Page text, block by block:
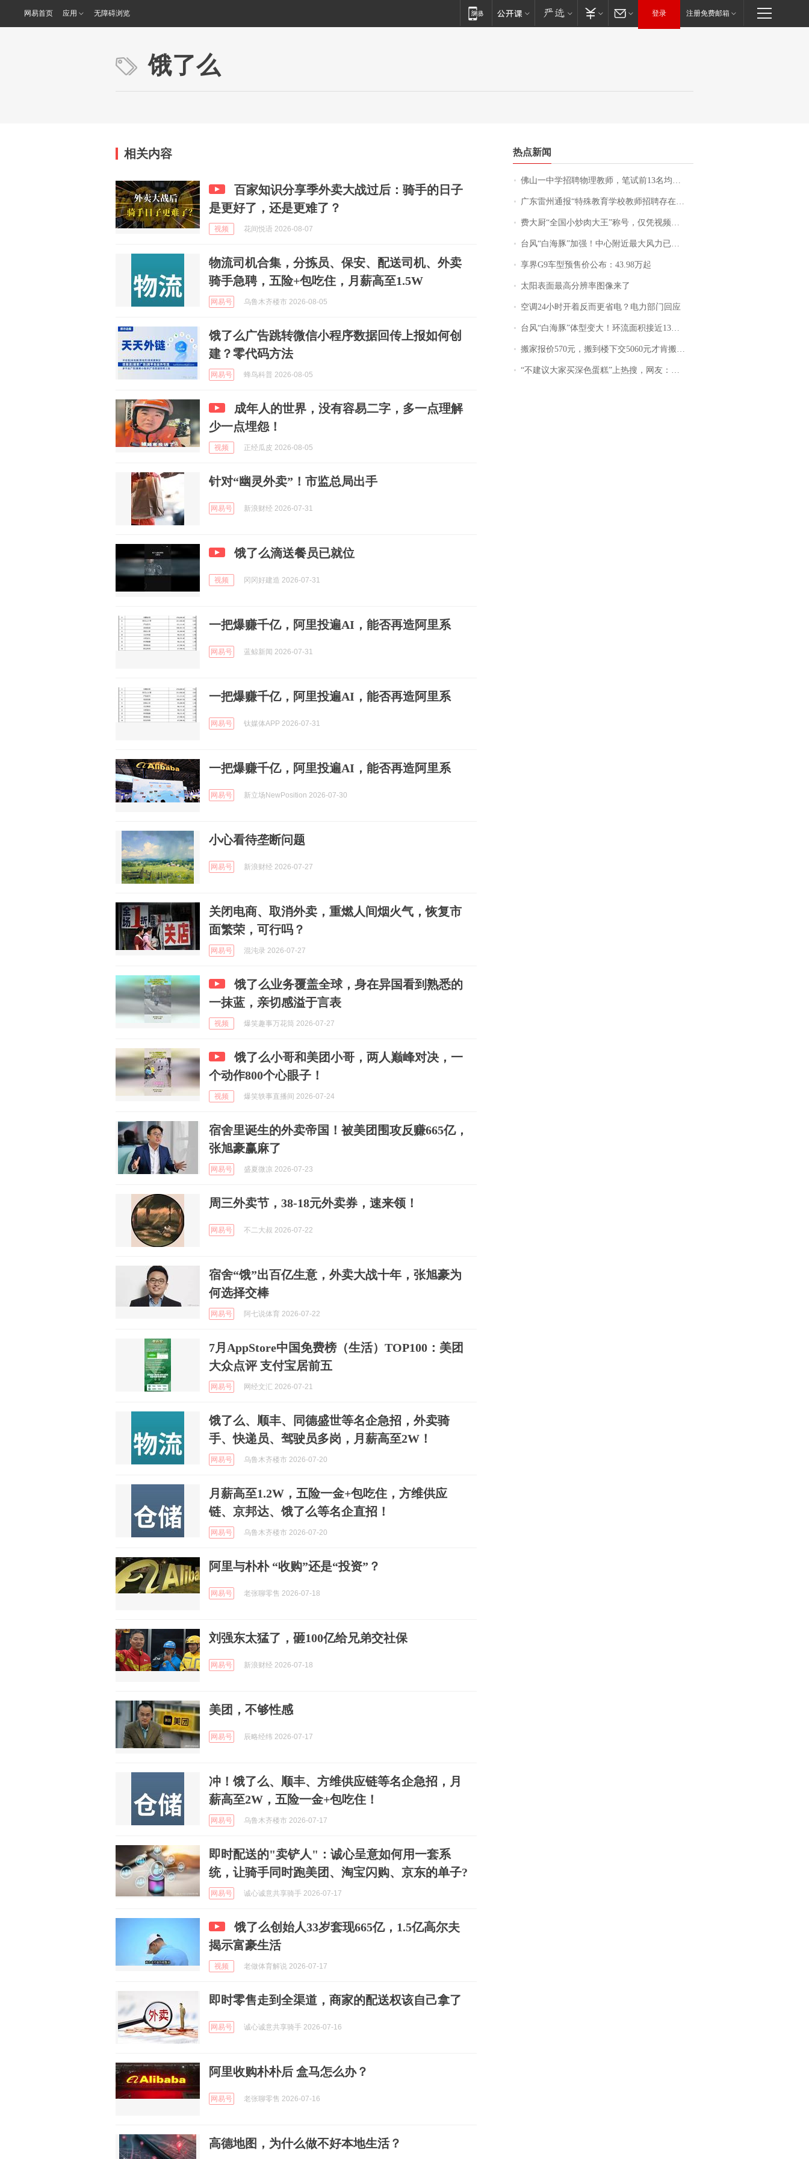
网易首页 应用 无障碍浏览 登录 注册免费邮箱
饿了么
相关内容
百家知识分享季外卖大战过后：骑手的日子
是更好了，还是更难了？
视频 花间悦语 2026-08-07
物流司机合集，分拣员、保安、配送司机、外卖
骑手急聘，五险+包吃住，月薪高至1.5W
网易号 乌鲁木齐楼市 2026-08-05
饿了么广告跳转微信小程序数据回传上报如何创
建？零代码方法
网易号 蜂鸟科普 2026-08-05
成年人的世界，没有容易二字，多一点理解
少一点埋怨！
视频 正经瓜皮 2026-08-05
针对“幽灵外卖”！市监总局出手
网易号 新浪财经 2026-07-31
饿了么滴送餐员已就位
视频 冈冈好建造 2026-07-31
一把爆赚千亿，阿里投遍AI，能否再造阿里系
网易号 蓝鲸新闻 2026-07-31
一把爆赚千亿，阿里投遍AI，能否再造阿里系
网易号 钛媒体APP 2026-07-31
一把爆赚千亿，阿里投遍AI，能否再造阿里系
网易号 新立场NewPosition 2026-07-30
小心看待垄断问题
网易号 新浪财经 2026-07-27
关闭电商、取消外卖，重燃人间烟火气，恢复市
面繁荣，可行吗？
网易号 混沌录 2026-07-27
饿了么业务覆盖全球，身在异国看到熟悉的
一抹蓝，亲切感溢于言表
视频 爆笑趣事万花筒 2026-07-27
饿了么小哥和美团小哥，两人巅峰对决，一
个动作800个心眼子！
视频 爆笑轶事直播间 2026-07-24
宿舍里诞生的外卖帝国！被美团围攻反赚665亿，
张旭豪赢麻了
网易号 盛夏微凉 2026-07-23
周三外卖节，38-18元外卖券，速来领！
网易号 不二大叔 2026-07-22
宿舍“饿”出百亿生意，外卖大战十年，张旭豪为
何选择交棒
网易号 阿七说体育 2026-07-22
7月AppStore中国免费榜（生活）TOP100：美团
大众点评 支付宝居前五
网易号 网经文汇 2026-07-21
饿了么、顺丰、同德盛世等名企急招，外卖骑
手、快递员、驾驶员多岗，月薪高至2W！
网易号 乌鲁木齐楼市 2026-07-20
月薪高至1.2W，五险一金+包吃住，方维供应
链、京邦达、饿了么等名企直招！
网易号 乌鲁木齐楼市 2026-07-20
阿里与朴朴 “收购”还是“投资”？
网易号 老张聊零售 2026-07-18
刘强东太猛了，砸100亿给兄弟交社保
网易号 新浪财经 2026-07-18
美团，不够性感
网易号 辰略经纬 2026-07-17
冲！饿了么、顺丰、方维供应链等名企急招，月
薪高至2W，五险一金+包吃住！
网易号 乌鲁木齐楼市 2026-07-17
即时配送的"卖铲人"：诚心呈意如何用一套系
统，让骑手同时跑美团、淘宝闪购、京东的单子?
网易号 诚心诚意共享骑手 2026-07-17
饿了么创始人33岁套现665亿，1.5亿高尔夫
揭示富豪生活
视频 老做体育解说 2026-07-17
即时零售走到全渠道，商家的配送权该自己拿了
网易号 诚心诚意共享骑手 2026-07-16
阿里收购朴朴后 盒马怎么办？
网易号 老张聊零售 2026-07-16
高德地图，为什么做不好本地生活？
热点新闻
佛山一中学招聘物理教师，笔试前13名均遭淘汰？教育局：已叫停招聘，成立调查组全面核查
广东雷州通报“特殊教育学校教师招聘存在违规行为”：已启动问责程序 副校长被停职
费大厨“全国小炒肉大王”称号，仅凭视频评出？中国烹饪协会回应
台风“白海豚”加强！中心附近最大风力已达15级 最新研判
享界G9车型预售价公布：43.98万起
太阳表面最高分辨率图像来了
空调24小时开着反而更省电？电力部门回应
台风“白海豚”体型变大！环流面积接近13个浙江那么大
搬家报价570元，搬到楼下交5060元才肯搬上楼！女子傻眼了……
“不建议大家买深色蛋糕”上热搜，网友：天塌了！